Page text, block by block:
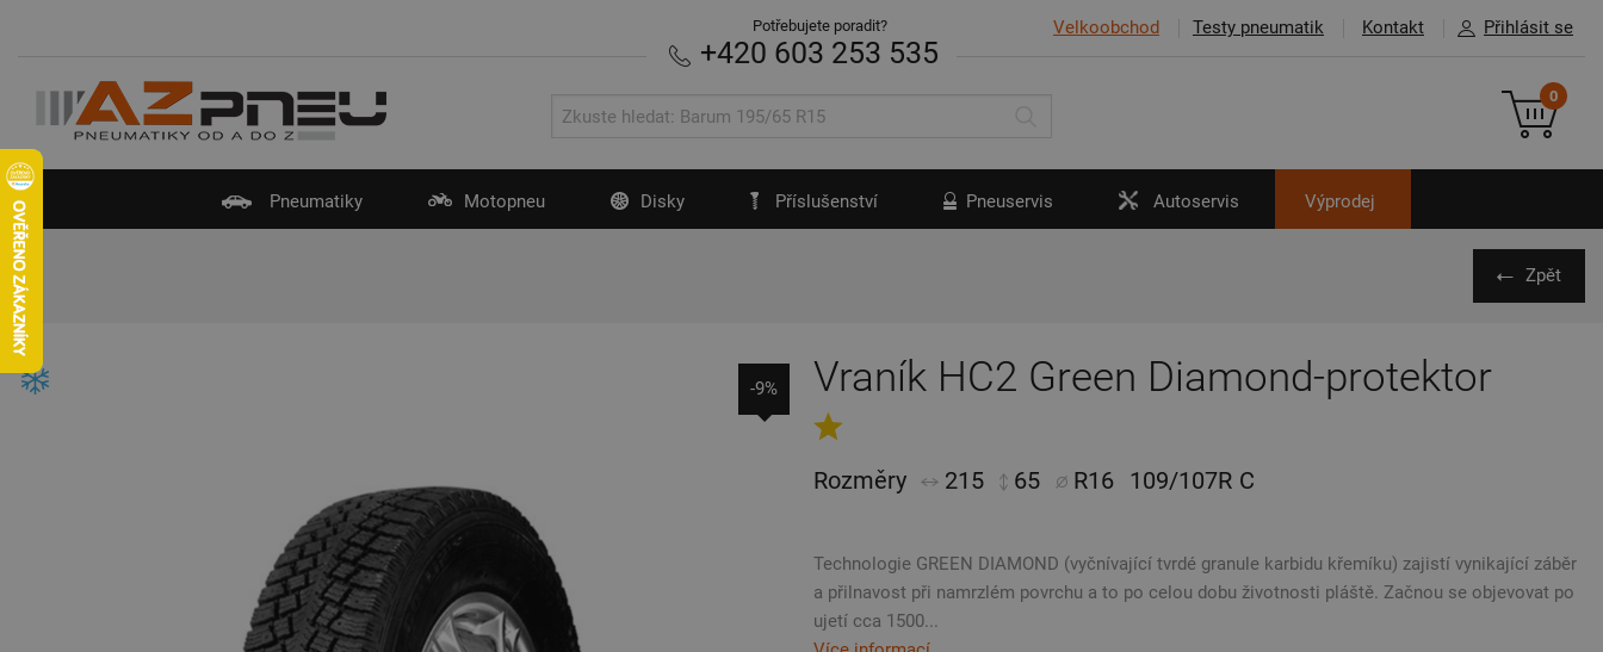
Velkoobchod Testy pneumatik Kontakt Přihlásit se
Potřebujete poradit?
+420 603 253 535
0
Pneumatiky Motopneu Disky Příslušenství Pneuservis Autoservis Výprodej
Zpět
Vraník HC2 Green Diamond-protektor
Rozměry 215 65 R16 109/107R C
Technologie GREEN DIAMOND (vyčnívající tvrdé granule karbidu křemíku) zajistí vynikající záběr
a přilnavost při namrzlém povrchu a to po celou dobu životnosti pláště. Začnou se objevovat po
ujetí cca 1500...
-9%